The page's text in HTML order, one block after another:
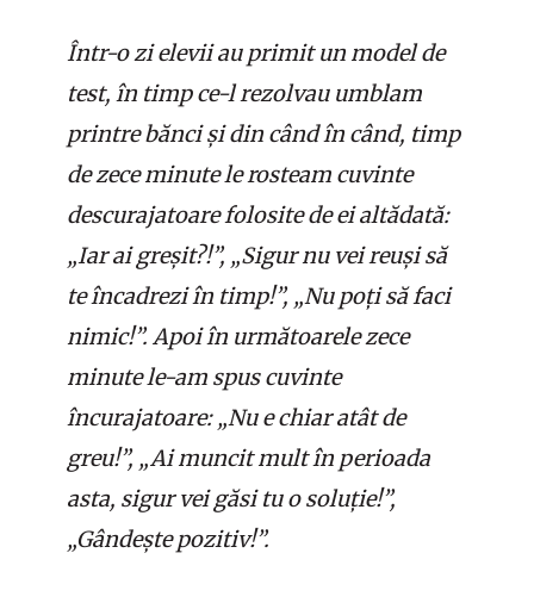
Într-o zi elevii au primit un model de
test, în timp ce-l rezolvau umblam
printre bănci și din când în când, timp
de zece minute le rosteam cuvinte
descurajatoare folosite de ei altădată:
„Iar ai greșit?!”, „Sigur nu vei reuși să
te încadrezi în timp!”, „Nu poți să faci
nimic!”. Apoi în următoarele zece
minute le-am spus cuvinte
încurajatoare: „Nu e chiar atât de
greu!”, „Ai muncit mult în perioada
asta, sigur vei găsi tu o soluție!”,
„Gândește pozitiv!”.